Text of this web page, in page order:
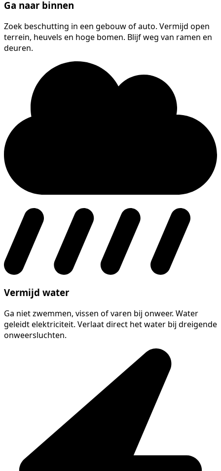
Ga naar binnen
Zoek beschutting in een gebouw of auto. Vermijd open
terrein, heuvels en hoge bomen. Blijf weg van ramen en
deuren.
Vermijd water
Ga niet zwemmen, vissen of varen bij onweer. Water
geleidt elektriciteit. Verlaat direct het water bij dreigende
onweersluchten.